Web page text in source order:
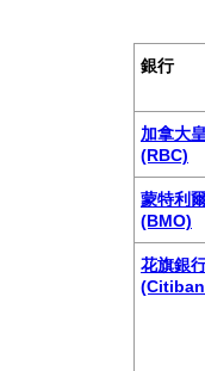
銀行
加拿大
(RBC)
蒙特利
(BMO)
花旗銀